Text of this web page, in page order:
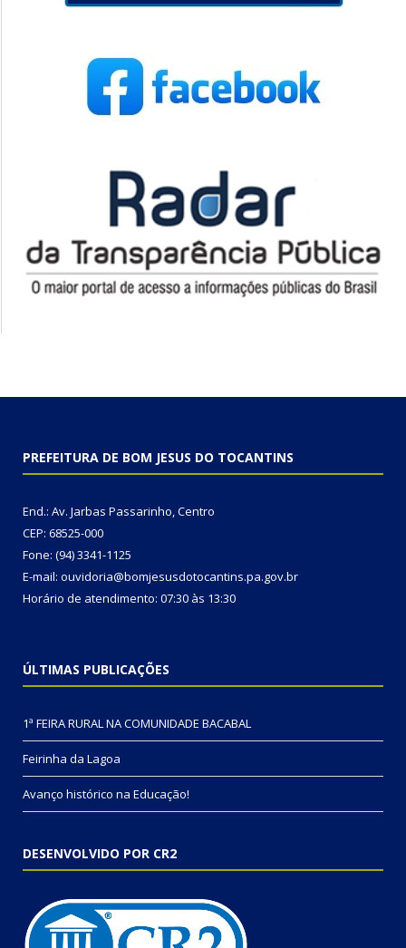
PREFEITURA DE BOM JESUS DO TOCANTINS
End.: Av. Jarbas Passarinho, Centro
CEP: 68525-000
Fone: (94) 3341-1125
E-mail: ouvidoria@bomjesusdotocantins.pa.gov.br
Horário de atendimento: 07:30 às 13:30
ÚLTIMAS PUBLICAÇÕES
1ª FEIRA RURAL NA COMUNIDADE BACABAL
Feirinha da Lagoa
Avanço histórico na Educação!
DESENVOLVIDO POR CR2